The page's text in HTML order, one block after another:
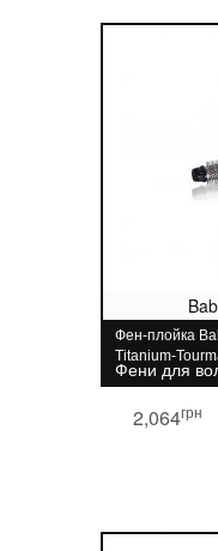
Фен-плойка
Titanium-
Фени для
2,064грн